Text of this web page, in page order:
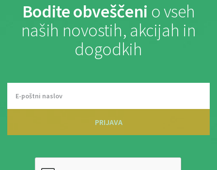
Bodite obveščeni o vseh
naših novostih, akcijah in
dogodkih
PRIJAVA